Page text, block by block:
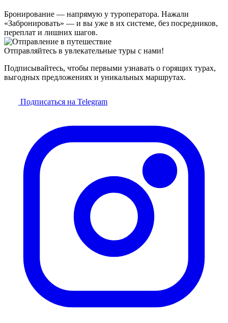
Бронирование — напрямую у туроператора. Нажали
«Забронировать» — и вы уже в их системе, без посредников,
переплат и лишних шагов.
Отправляйтесь в увлекательные туры с нами!
Подписывайтесь, чтобы первыми узнавать о горящих турах,
выгодных предложениях и уникальных маршрутах.
Подписаться на Telegram